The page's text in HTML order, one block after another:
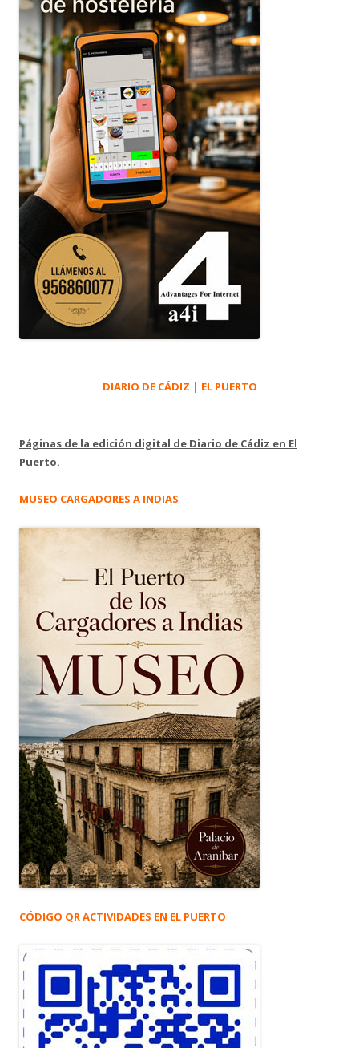
DIARIO DE CÁDIZ | EL PUERTO
Páginas de la edición digital de Diario de Cádiz en El
Puerto.
MUSEO CARGADORES A INDIAS
CÓDIGO QR ACTIVIDADES EN EL PUERTO